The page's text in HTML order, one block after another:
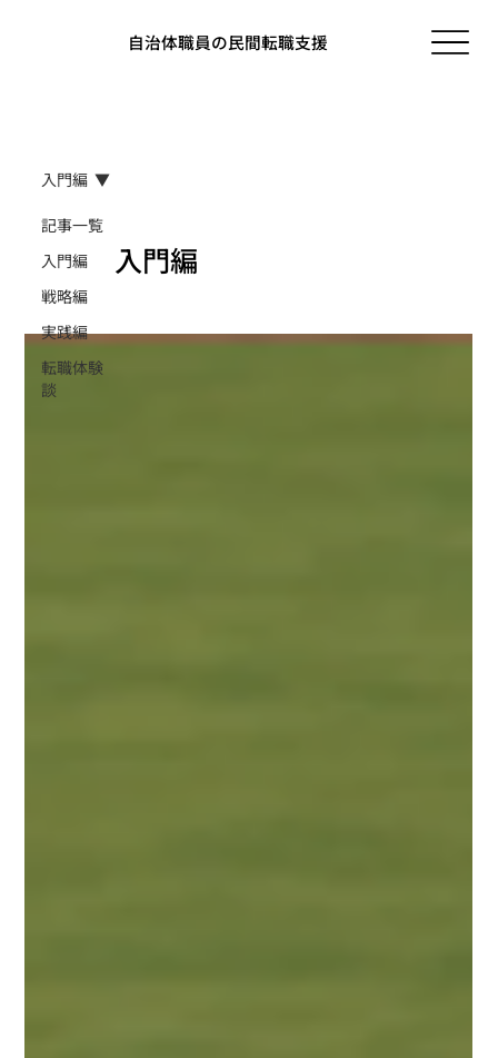
自治体職員の民間転職支援
記事一覧
入門編
戦略編
実践編
転職体験
談
入門編
入門編